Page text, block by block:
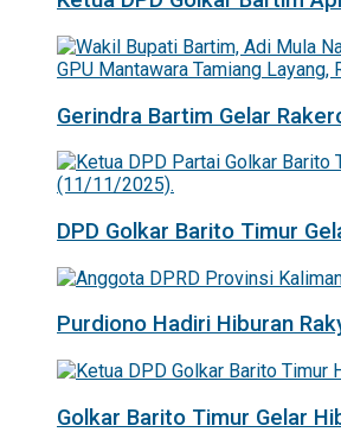
Gerindra Bartim Gelar
DPD Golkar Barito Timur
Purdiono Hadiri Hiburan
Golkar Barito Timur Gelar